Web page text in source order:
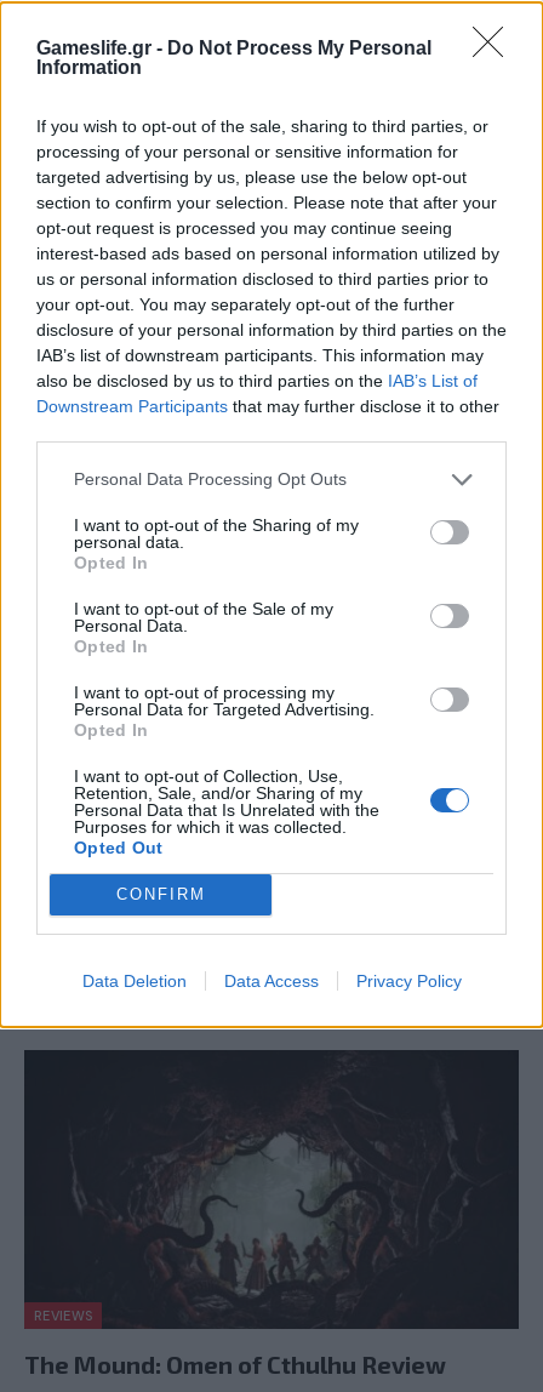
Gameslife.gr - Do Not Process My Personal
Information
If you wish to opt-out of the sale, sharing to third parties, or
processing of your personal or sensitive information for
targeted advertising by us, please use the below opt-out
section to confirm your selection. Please note that after your
opt-out request is processed you may continue seeing
interest-based ads based on personal information utilized by
us or personal information disclosed to third parties prior to
your opt-out. You may separately opt-out of the further
disclosure of your personal information by third parties on the
IAB’s list of downstream participants. This information may
also be disclosed by us to third parties on the IAB’s List of
Downstream Participants that may further disclose it to other
Personal Data Processing Opt Outs
I want to opt-out of the Sharing of my
personal data.
Opted In
I want to opt-out of the Sale of my
Personal Data.
Opted In
I want to opt-out of processing my
Personal Data for Targeted Advertising.
Opted In
I want to opt-out of Collection, Use,
Retention, Sale, and/or Sharing of my
Personal Data that Is Unrelated with the
Purposes for which it was collected.
Opted Out
CONFIRM
Data Deletion Data Access Privacy Policy
Έρχεται υποστήριξη Dolby Atmos στο
Xbox One
Κορυφαίος ήχος στην αγαπημένη κονσόλα… coming soon!
LATEST
GAMING HARDWARE
Summer Mode ON! Η LG μετατρέπει κάθε
στιγμή σε απόλυτη gaming εμπειρία!
ΠΈΤΡΟΣ ΚΥΠΡΑΊΟΣ 06/08/2026
εμπειρίες με την τεχνολογία της LG UltraGear OLED. Η…
REVIEWS
The Mound: Omen of Cthulhu Review